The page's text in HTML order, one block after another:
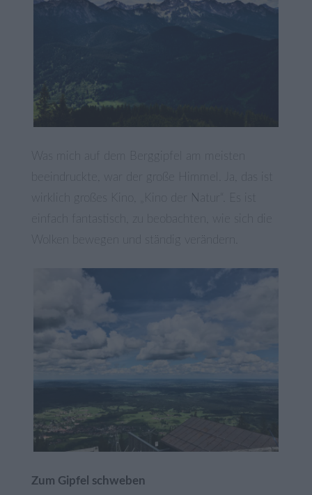
Was mich auf dem Berggipfel am meisten
beeindruckte, war der große Himmel. Ja, das ist
wirklich großes Kino, „Kino der Natur“. Es ist
einfach fantastisch, zu beobachten, wie sich die
Wolken bewegen und ständig verändern.
Zum Gipfel schweben